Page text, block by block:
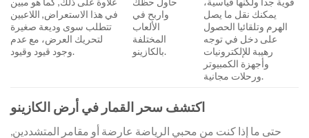
في هذا الاستعراض, اللاعبين
تتطلب سوى وديعة صغيرة
لتحريك العرض، مع عدم
وجود قيود وقيود.
واربح في
الألعاب
المختلفة
بالكازينو.
يمكنك نقل ما يصل
الهرم وتلقائيا الحصول
على دخل في توجه
رهيبة للإلكترونيات
وأجهزة الكمبيوتر
ورحلات مجانية.
اكتشف سحر القمار في أرض الكازينو
حتى ما إذا كنت من محبي الرياضة عارضة أو مقامر المتشددين,